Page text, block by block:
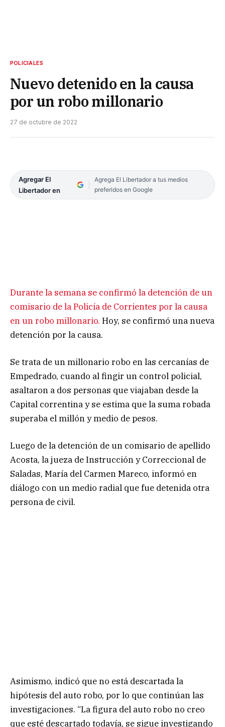
POLICIALES
Nuevo detenido en la causa
por un robo millonario
27 de octubre de 2022
Agregar El
Libertador en
Agrega El Libertador a tus medios
preferidos en Google
Durante la semana se confirmó la detención de un
comisario de la Policía de Corrientes por la causa
en un robo millonario. Hoy, se confirmó una nueva
detención por la causa.
Se trata de un millonario robo en las cercanías de
Empedrado, cuando al fingir un control policial,
asaltaron a dos personas que viajaban desde la
Capital correntina y se estima que la suma robada
superaba el millón y medio de pesos.
Luego de la detención de un comisario de apellido
Acosta, la jueza de Instrucción y Correccional de
Saladas, María del Carmen Mareco, informó en
diálogo con un medio radial que fue detenida otra
persona de civil.
Asimismo, indicó que no está descartada la
hipótesis del auto robo, por lo que continúan las
investigaciones. “La figura del auto robo no creo
que esté descartado todavía, se sigue investigando